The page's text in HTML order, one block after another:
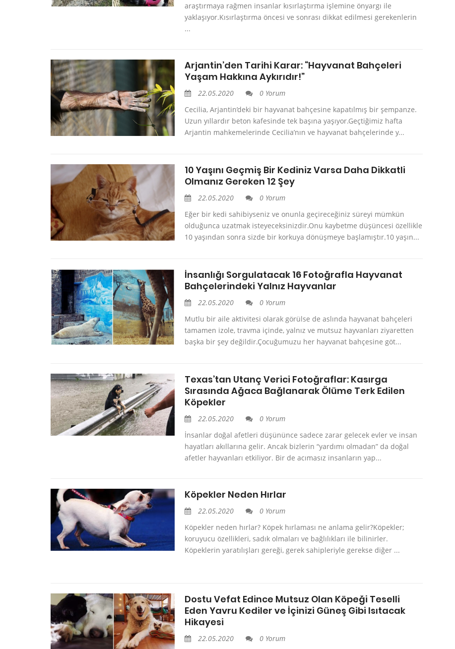
araştırmaya rağmen insanlar kısırlaştırma işlemine önyargı ile
yaklaşıyor.Kısırlaştırma öncesi ve sonrası dikkat edilmesi gerekenlerin
...
Arjantin’den Tarihi Karar: “Hayvanat Bahçeleri
Yaşam Hakkına Aykırıdır!”
22.05.2020
0 Yorum
Cecilia, Arjantin’deki bir hayvanat bahçesine kapatılmış bir şempanze.
Uzun yıllardır beton kafesinde tek başına yaşıyor.Geçtiğimiz hafta
Arjantin mahkemelerinde Cecilia’nın ve hayvanat bahçelerinde y...
10 Yaşını Geçmiş Bir Kediniz Varsa Daha Dikkatli
Olmanız Gereken 12 Şey
22.05.2020
0 Yorum
Eğer bir kedi sahibiyseniz ve onunla geçireceğiniz süreyi mümkün
olduğunca uzatmak isteyeceksinizdir.Onu kaybetme düşüncesi özellikle
10 yaşından sonra sizde bir korkuya dönüşmeye başlamıştır.10 yaşın...
İnsanlığı Sorgulatacak 16 Fotoğrafla Hayvanat
Bahçelerindeki Yalnız Hayvanlar
22.05.2020
0 Yorum
Mutlu bir aile aktivitesi olarak görülse de aslında hayvanat bahçeleri
tamamen izole, travma içinde, yalnız ve mutsuz hayvanları ziyaretten
başka bir şey değildir.Çocuğumuzu her hayvanat bahçesine göt...
Texas’tan Utanç Verici Fotoğraflar: Kasırga
Sırasında Ağaca Bağlanarak Ölüme Terk Edilen
Köpekler
22.05.2020
0 Yorum
İnsanlar doğal afetleri düşününce sadece zarar gelecek evler ve insan
hayatları akıllarına gelir. Ancak bizlerin “yardımı olmadan” da doğal
afetler hayvanları etkiliyor. Bir de acımasız insanların yap...
Köpekler Neden Hırlar
22.05.2020
0 Yorum
Köpekler neden hırlar? Köpek hırlaması ne anlama gelir?Köpekler;
koruyucu özellikleri, sadık olmaları ve bağlılıkları ile bilinirler.
Köpeklerin yaratılışları gereği, gerek sahipleriyle gerekse diğer ...
Dostu Vefat Edince Mutsuz Olan Köpeği Teselli
Eden Yavru Kediler ve İçinizi Güneş Gibi Isıtacak
Hikayesi
22.05.2020
0 Yorum